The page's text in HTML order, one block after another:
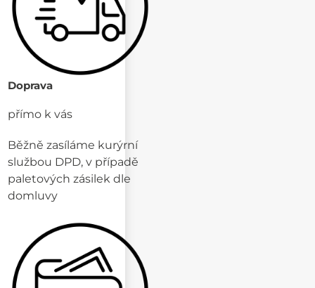
Doprava
přímo k vás
Běžně zasíláme kurýrní
službou DPD, v případě
paletových zásilek dle
domluvy